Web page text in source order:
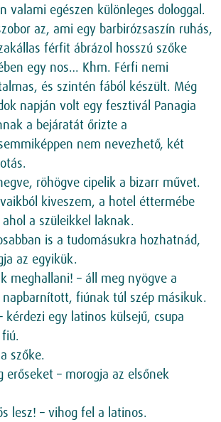
valami egészen különleges dologgal.
az, ami egy barbirózsaszín ruhás,
férfit ábrázol hosszú szőke
egy nos… Khm. Férfi nemi
és szintén fából készült. Még
napján volt egy fesztivál Panagia
a bejáratát őrizte a
nem nevezhető, két
röhögve cipelik a bizarr művet.
kiveszem, a hotel éttermébe
a szüleikkel laknak.
is a tudomásukra hozhatnád,
az egyikük.
meghallani! – áll meg nyögve a
napbarnított, fiúnak túl szép másikuk.
kérdezi egy latinos külsejű, csupa
szőke.
erőseket – morogja az elsőnek
lesz! – vihog fel a latinos.